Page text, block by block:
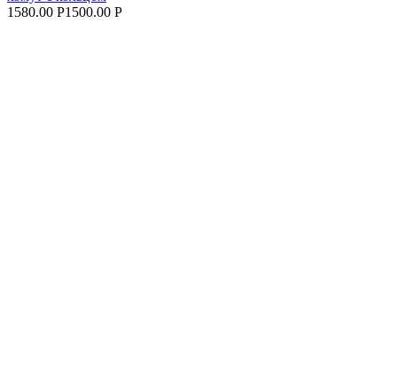
1580.00 Р1500.00 Р